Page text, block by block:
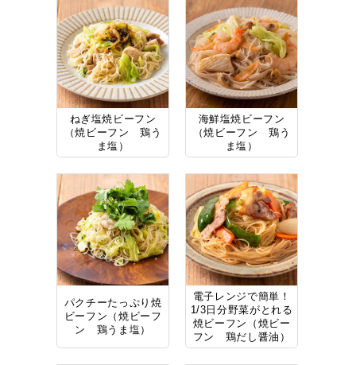
ねぎ塩焼ビーフン
（焼ビーフン 鶏う
ま塩）
海鮮塩焼ビーフン
（焼ビーフン 鶏う
ま塩）
パクチーたっぷり焼
ビーフン（焼ビーフ
ン 鶏うま塩）
電子レンジで簡単！
1/3日分野菜がとれる
焼ビーフン（焼ビー
フン 鶏だし醤油）